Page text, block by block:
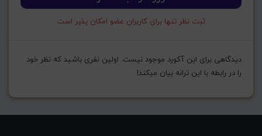
ثبت نظر تنها برای کاربران عضو امکان پذیر است
دیدگاهی برای این آکورد موجود نیست. اولین نفری باشید که نظر خود
را در رابطه با این ترانه بیان میکند!